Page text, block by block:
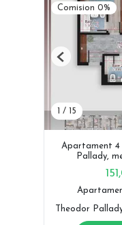
Comision 0%
/ 15
Previous
Apartament 4
Pallady,
Theodor